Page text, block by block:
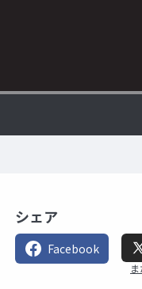
シェア
Facebook